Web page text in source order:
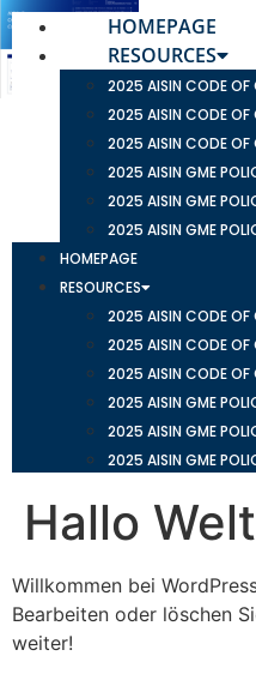
HOMEPAGE
RESOURCES
2025 AISIN CODE
2025 AISIN CODE OF
2025 AISIN CODE OF
2025 AISIN GME
2025 AISIN GME
2025 AISIN GME
HOMEPAGE
RESOURCES
2025 AISIN CODE
2025 AISIN CODE OF
2025 AISIN CODE OF
2025 AISIN GME
2025 AISIN GME
2025 AISIN GME
Hallo
Willkommen bei
Bearbeiten oder löschen
weiter!